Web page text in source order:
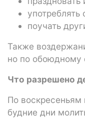
употреблять
поучать
Также
но по обоюдному
Что разрешено
По
будние дни